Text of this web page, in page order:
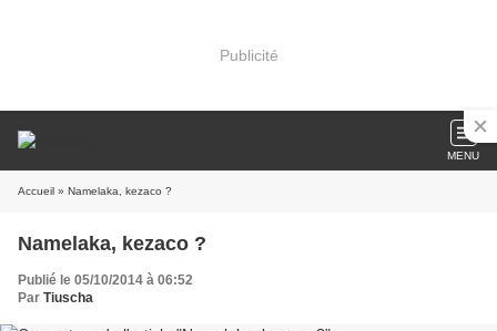
Publicité
MENU
Accueil » Namelaka, kezaco ?
Namelaka, kezaco ?
Publié le 05/10/2014 à 06:52
Par Tiuscha